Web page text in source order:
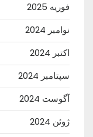
فوریه 2025
نوامبر 2024
اکتبر 2024
سپتامبر 2024
آگوست 2024
ژوئن 2024